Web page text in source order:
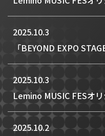
2025.10.3
「BEYOND EXPO
2025.10.3
Lemino MUSIC FESオ
2025.10.2